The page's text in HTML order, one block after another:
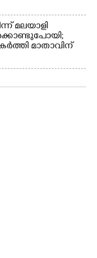
മലയാളി
മാതാവിന്